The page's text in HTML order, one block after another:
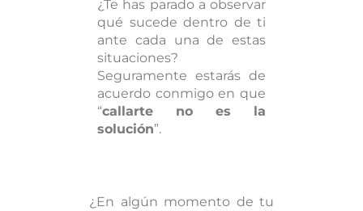
¿Te has parado a observar
qué sucede dentro de ti
ante cada una de estas
situaciones?
Seguramente estarás de
acuerdo conmigo en que
“callarte no es la
solución”.
¿En algún momento de tu